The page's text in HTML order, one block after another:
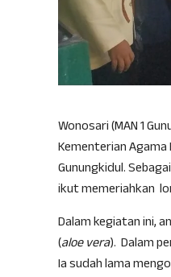
Wonosari (MAN 1
Kementerian
Gunungkidul.
ikut memeriahkan
Dalam kegiatan ini,
(aloe vera). Dalam
Ia sudah lama